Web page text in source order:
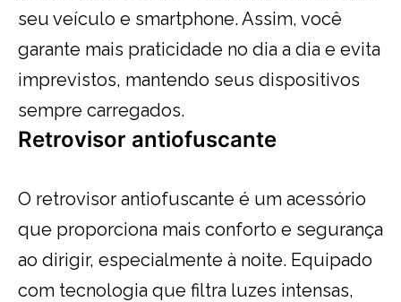
seu veículo e smartphone. Assim, você
garante mais praticidade no dia a dia e evita
imprevistos, mantendo seus dispositivos
sempre carregados.
Retrovisor antiofuscante
O retrovisor antiofuscante é um acessório
que proporciona mais conforto e segurança
ao dirigir, especialmente à noite. Equipado
com tecnologia que filtra luzes intensas,